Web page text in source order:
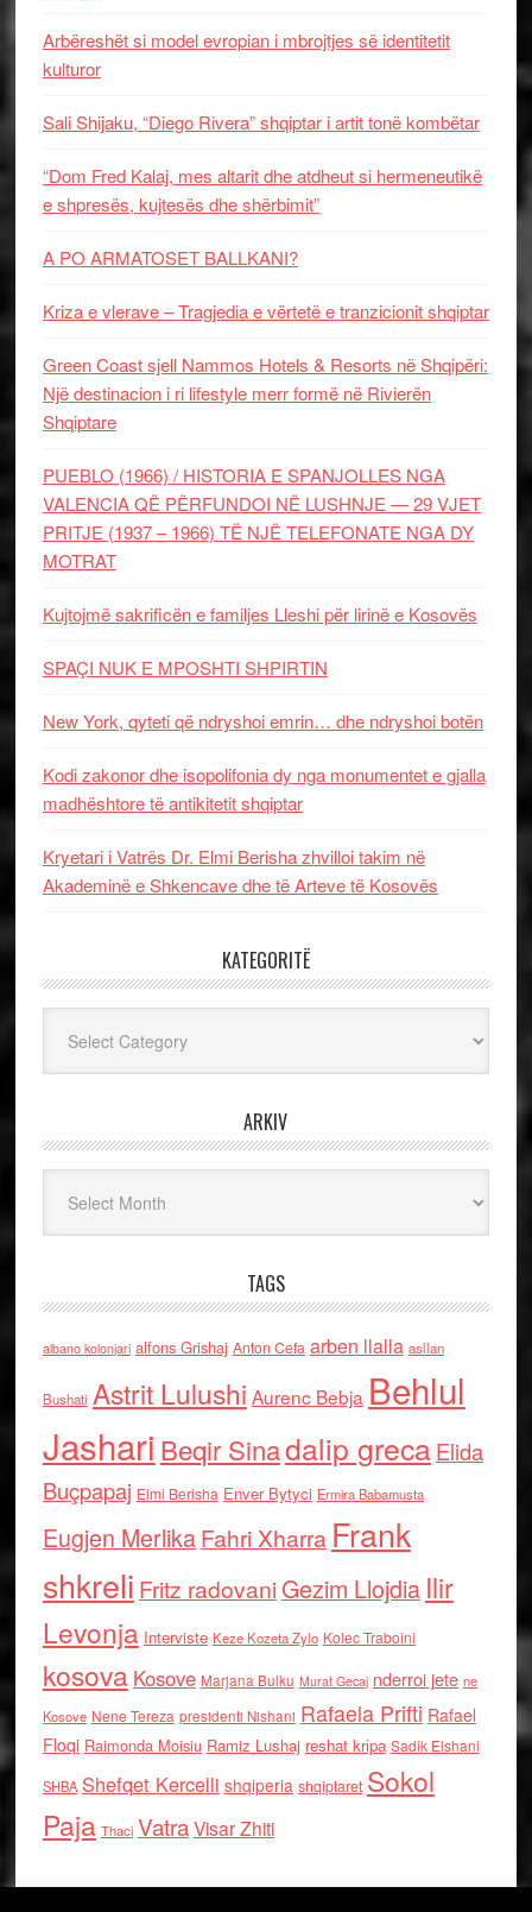
Arbëreshët si model evropian i mbrojtjes së identitetit
kulturor
Sali Shijaku, “Diego Rivera” shqiptar i artit tonë kombëtar
“Dom Fred Kalaj, mes altarit dhe atdheut si hermeneutikë
e shpresës, kujtesës dhe shërbimit”
A PO ARMATOSET BALLKANI?
Kriza e vlerave – Tragjedia e vërtetë e tranzicionit shqiptar
Green Coast sjell Nammos Hotels & Resorts në Shqipëri:
Një destinacion i ri lifestyle merr formë në Rivierën
Shqiptare
PUEBLO (1966) / HISTORIA E SPANJOLLES NGA
VALENCIA QË PËRFUNDOI NË LUSHNJE — 29 VJET
PRITJE (1937 – 1966) TË NJË TELEFONATE NGA DY
MOTRAT
Kujtojmë sakrificën e familjes Lleshi për lirinë e Kosovës
SPAÇI NUK E MPOSHTI SHPIRTIN
New York, qyteti që ndryshoi emrin… dhe ndryshoi botën
Kodi zakonor dhe isopolifonia dy nga monumentet e gjalla
madhështore të antikitetit shqiptar
Kryetari i Vatrës Dr. Elmi Berisha zhvilloi takim në
Akademinë e Shkencave dhe të Arteve të Kosovës
KATEGORITË
ARKIV
TAGS
albano kolonjari alfons Grishaj Anton Cefa arben llalla asllan
Bushati Astrit Lulushi Aurenc Bebja Behlul
Jashari Beqir Sinadalip grecaElida
Buçpapaj Elmi Berisha Enver Bytyci Ermira Babamusta
Eugjen MerlikaFahri Xharra Frank
shkreli Fritz radovaniGezim Llojdia Ilir
Levonja Interviste Keze Kozeta Zylo Kolec Traboini
kosova Kosove Marjana Bulku Murat Gecaj nderroi jete ne
Kosove Nene Tereza presidenti Nishani Rafaela Prifti Rafael
Floqi Raimonda Moisiu Ramiz Lushaj reshat kripa Sadik Elshani
SHBA Shefqet Kercelli shqiperia shqiptaret Sokol
Paja Thaci VatraVisar Zhiti